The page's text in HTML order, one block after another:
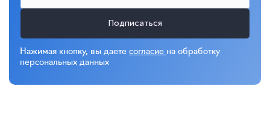
Подписаться
Нажимая кнопку, вы даете согласие на обработку
персональных данных